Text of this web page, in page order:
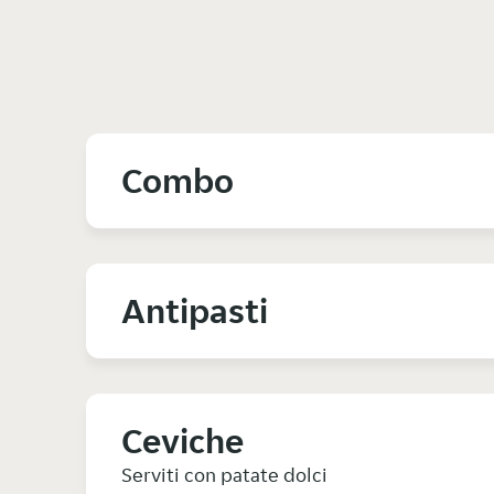
Combo
Antipasti
Ceviche
Serviti con patate dolci